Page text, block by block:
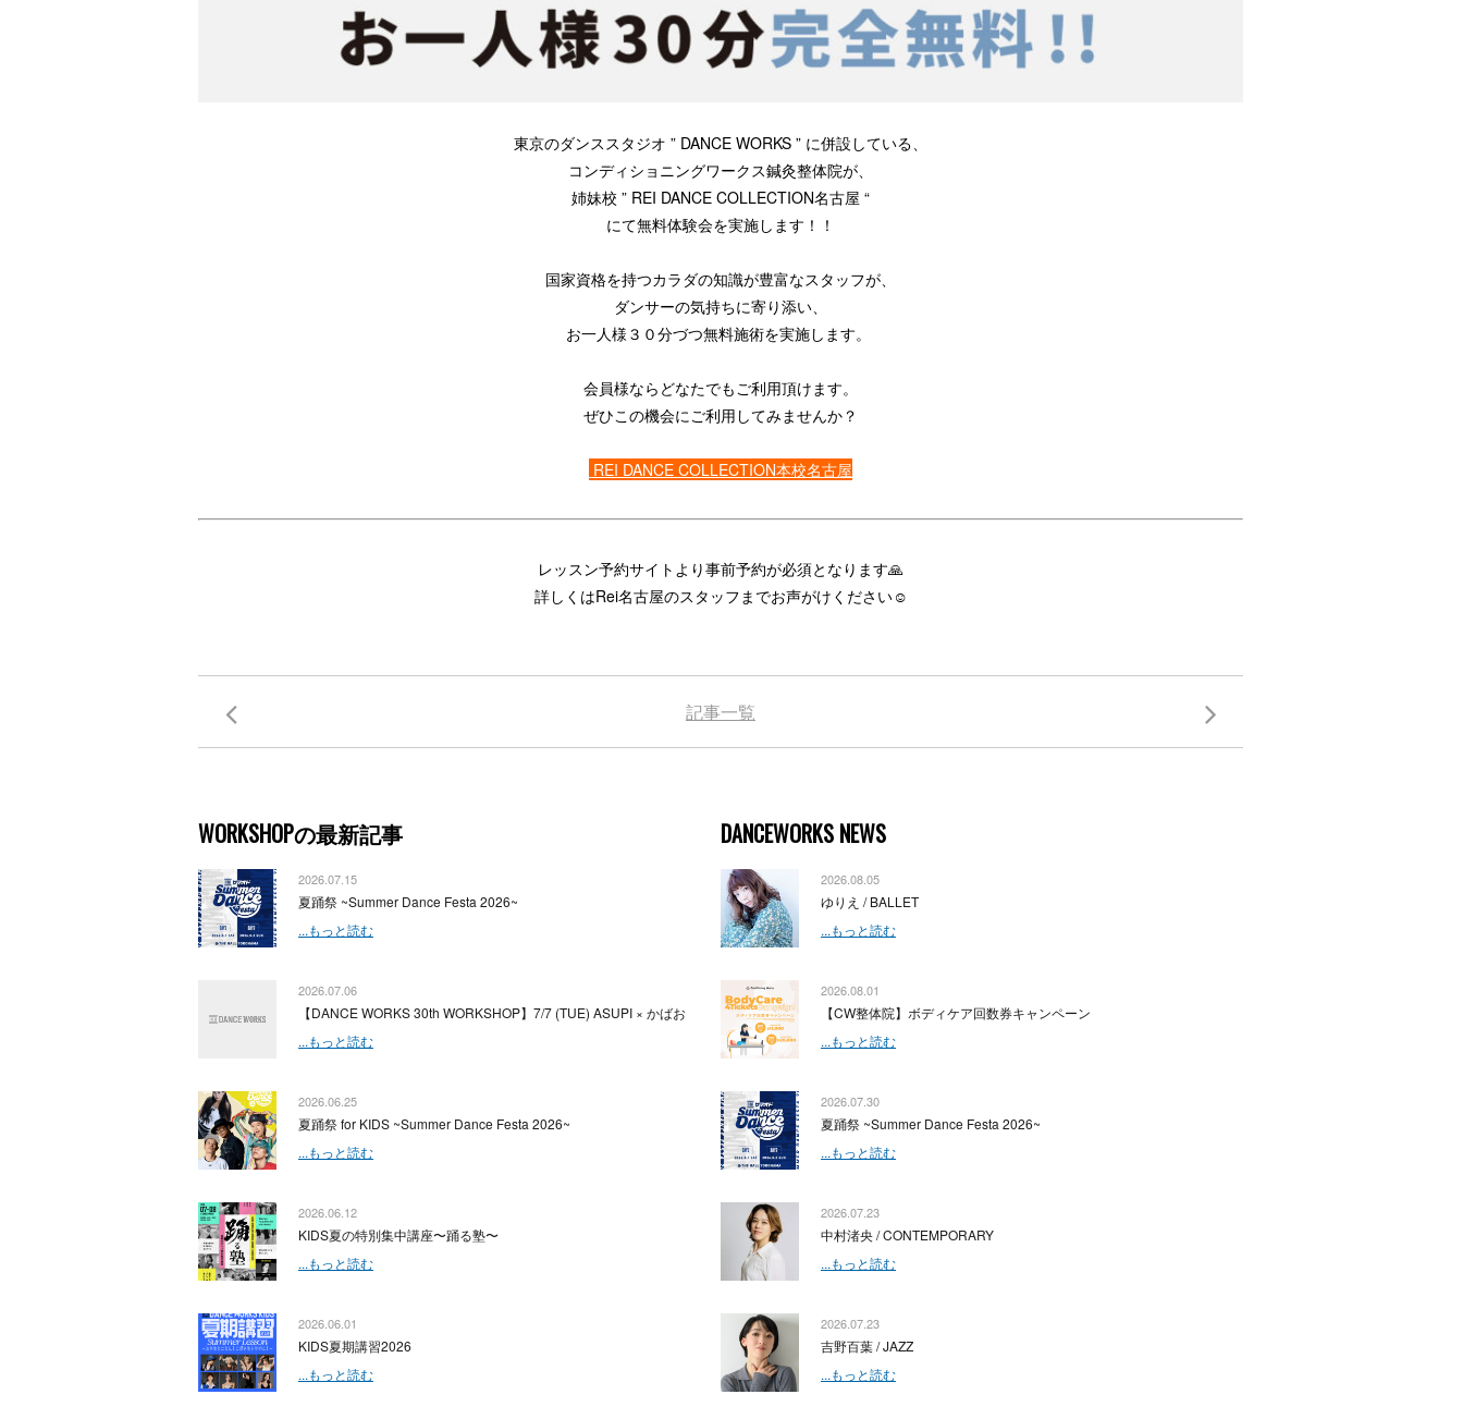
東京のダンススタジオ ” DANCE WORKS ” に併設している、
コンディショニングワークス鍼灸整体院が、
姉妹校 ” REI DANCE COLLECTION名古屋 “
にて無料体験会を実施します！！
国家資格を持つカラダの知識が豊富なスタッフが、
ダンサーの気持ちに寄り添い、
お一人様３０分づつ無料施術を実施します。
会員様ならどなたでもご利用頂けます。
ぜひこの機会にご利用してみませんか？
REI DANCE COLLECTION本校名古屋
レッスン予約サイトより事前予約が必須となります🙏
詳しくはRei名古屋のスタッフまでお声がけください☺️
記事一覧
WORKSHOPの最新記事
2026.07.15
夏踊祭 ~Summer Dance Festa 2026~
...もっと読む
2026.07.06
【DANCE WORKS 30th WORKSHOP】7/7 (TUE) ASUPI × かばお
...もっと読む
2026.06.25
夏踊祭 for KIDS ~Summer Dance Festa 2026~
...もっと読む
2026.06.12
KIDS夏の特別集中講座〜踊る塾〜
...もっと読む
2026.06.01
KIDS夏期講習2026
...もっと読む
DANCEWORKS NEWS
2026.08.05
ゆりえ / BALLET
...もっと読む
2026.08.01
【CW整体院】ボディケア回数券キャンペーン
...もっと読む
2026.07.30
夏踊祭 ~Summer Dance Festa 2026~
...もっと読む
2026.07.23
中村渚央 / CONTEMPORARY
...もっと読む
2026.07.23
吉野百葉 / JAZZ
...もっと読む